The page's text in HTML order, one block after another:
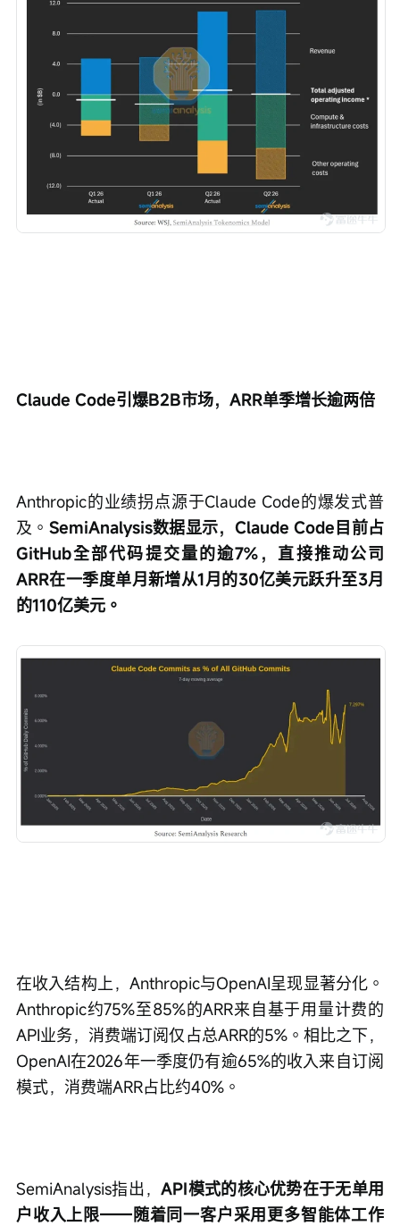
Claude Code引爆B2B市场，ARR单季增长逾两倍
Anthropic的业绩拐点源于Claude Code的爆发式普
及。 SemiAnalysis数据显示，Claude Code目前占
GitHub全部代码提交量的逾7%，直接推动公司
ARR在一季度单月新增从1月的30亿美元跃升至3月
的110亿美元。
在收入结构上，Anthropic与OpenAI呈现显著分化。
Anthropic约75%至85%的ARR来自基于用量计费的
API业务，消费端订阅仅占总ARR的5%。相比之下，
OpenAI在2026年一季度仍有逾65%的收入来自订阅
模式，消费端ARR占比约40%。
SemiAnalysis指出，API模式的核心优势在于无单用
户收入上限——随着同一客户采用更多智能体工作